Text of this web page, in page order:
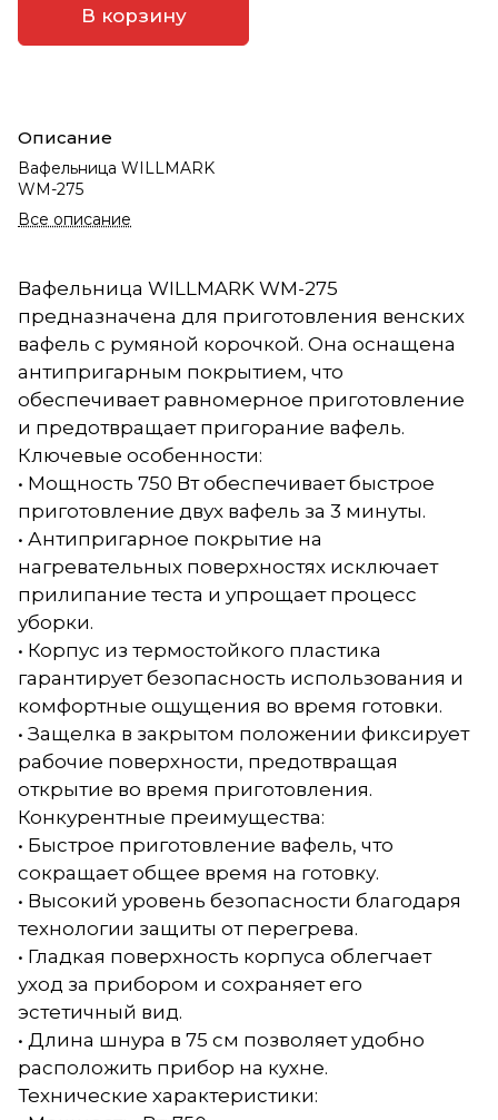
В корзину
Описание
Вафельница WILLMARK
WM-275
Все описание
Вафельница WILLMARK WM-275
предназначена для приготовления венских
вафель с румяной корочкой. Она оснащена
антипригарным покрытием, что
обеспечивает равномерное приготовление
и предотвращает пригорание вафель.
Ключевые особенности:
• Мощность 750 Вт обеспечивает быстрое
приготовление двух вафель за 3 минуты.
• Антипригарное покрытие на
нагревательных поверхностях исключает
прилипание теста и упрощает процесс
уборки.
• Корпус из термостойкого пластика
гарантирует безопасность использования и
комфортные ощущения во время готовки.
• Защелка в закрытом положении фиксирует
рабочие поверхности, предотвращая
открытие во время приготовления.
Конкурентные преимущества:
• Быстрое приготовление вафель, что
сокращает общее время на готовку.
• Высокий уровень безопасности благодаря
технологии защиты от перегрева.
• Гладкая поверхность корпуса облегчает
уход за прибором и сохраняет его
эстетичный вид.
• Длина шнура в 75 см позволяет удобно
расположить прибор на кухне.
Технические характеристики: